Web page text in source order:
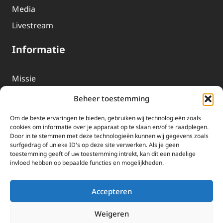
Beheer toestemming
Om de beste ervaringen te bieden, gebruiken wij technologieën zoals
cookies om informatie over je apparaat op te slaan en/of te raadplegen.
Door in te stemmen met deze technologieën kunnen wij gegevens zoals
surfgedrag of unieke ID's op deze site verwerken. Als je geen
toestemming geeft of uw toestemming intrekt, kan dit een nadelige
invloed hebben op bepaalde functies en mogelijkheden.
Accepteren
Weigeren
Media
Livestream
Informatie
Missie
EWTN-Team
Organisatiegegevens
Doneren
EWTN wordt uitsluitend gefinancierd door uw donaties.
Wij ontvangen bewust geen advertentie-inkomsten of